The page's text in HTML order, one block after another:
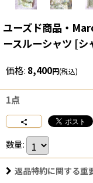
ユーズド商品・
ースルーシャツ [シ
価格: 8,400円(税込)
1点
数量:
返品特約に関する重